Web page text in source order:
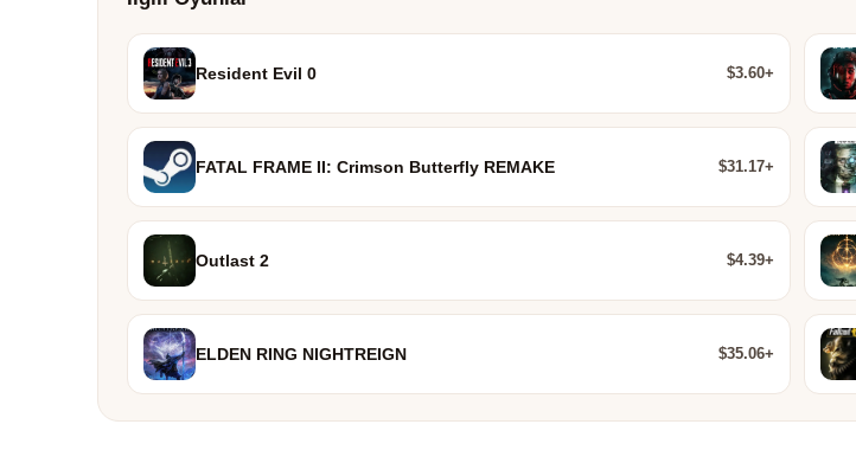
Resident Evil 0 $3.60+
FATAL FRAME II: Crimson Butterfly REMAKE $31.17+
Outlast 2 $4.39+
ELDEN RING NIGHTREIGN $35.06+